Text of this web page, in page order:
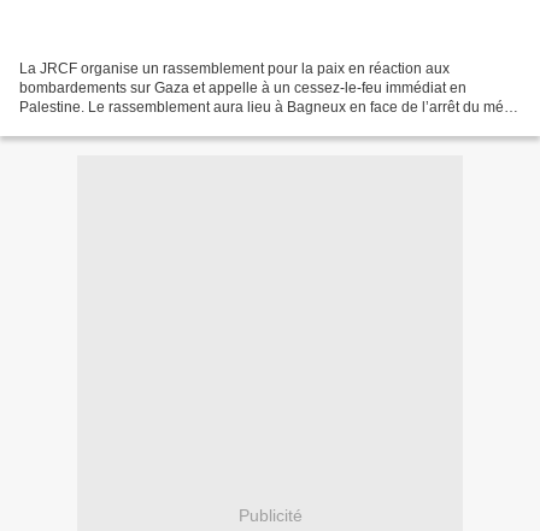
La JRCF organise un rassemblement pour la paix en réaction aux
bombardements sur Gaza et appelle à un cessez-le-feu immédiat en
Palestine. Le rassemblement aura lieu à Bagneux en face de l’arrêt du métro
Publicité